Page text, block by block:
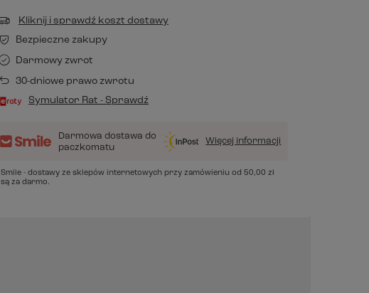
Kliknij i sprawdź koszt dostawy
Bezpieczne zakupy
Darmowy zwrot
30-dniowe prawo zwrotu
Symulator Rat - Sprawdź
Darmowa dostawa do
paczkomatu
Więcej informacji
Smile - dostawy ze sklepów internetowych przy zamówieniu od 50,00 zł
są za darmo.